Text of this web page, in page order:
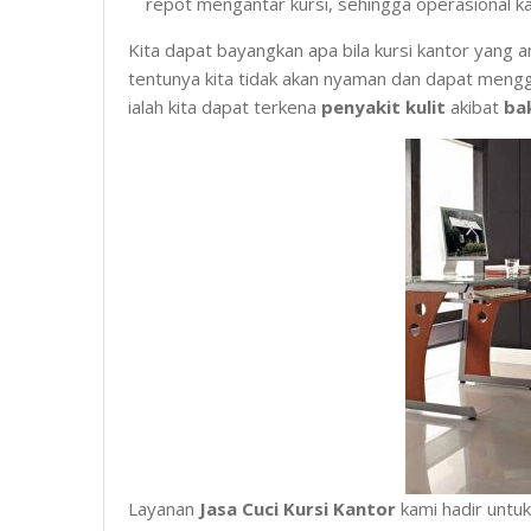
Kita dapat bayangkan apa bila kursi kantor yang
tentunya kita tidak akan nyaman dan dapat
ialah kita dapat terkena penyakit kulit akibat
Layanan Jasa Cuci Kursi Kantor kami hadir